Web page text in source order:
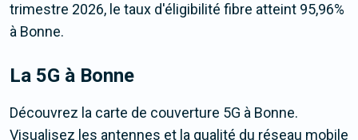
trimestre 2026, le taux d'éligibilité fibre atteint 95,96%
à Bonne.
La 5G à Bonne
Découvrez la carte de couverture 5G à Bonne.
Visualisez les antennes et la qualité du réseau mobile